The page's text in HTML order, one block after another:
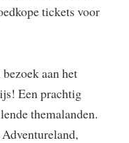
tickets voor
aan het
Een prachtig
themalanden.